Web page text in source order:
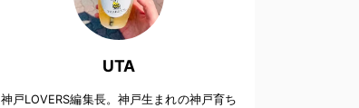
UTA
神戸LOVERS編集長。神戸生まれの神戸育ち